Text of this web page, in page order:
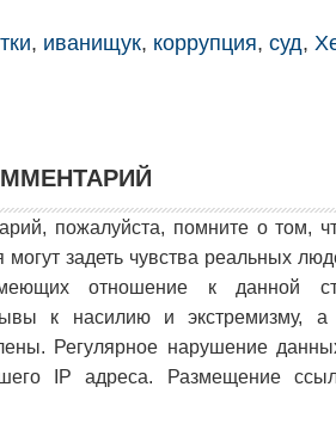
, иванищук, коррупция, суд,
пожалуйста, помните о том,
задеть чувства реальных
отношение к данной
к насилию и экстремизму, а
Регулярное нарушение
IP адреса. Размещение